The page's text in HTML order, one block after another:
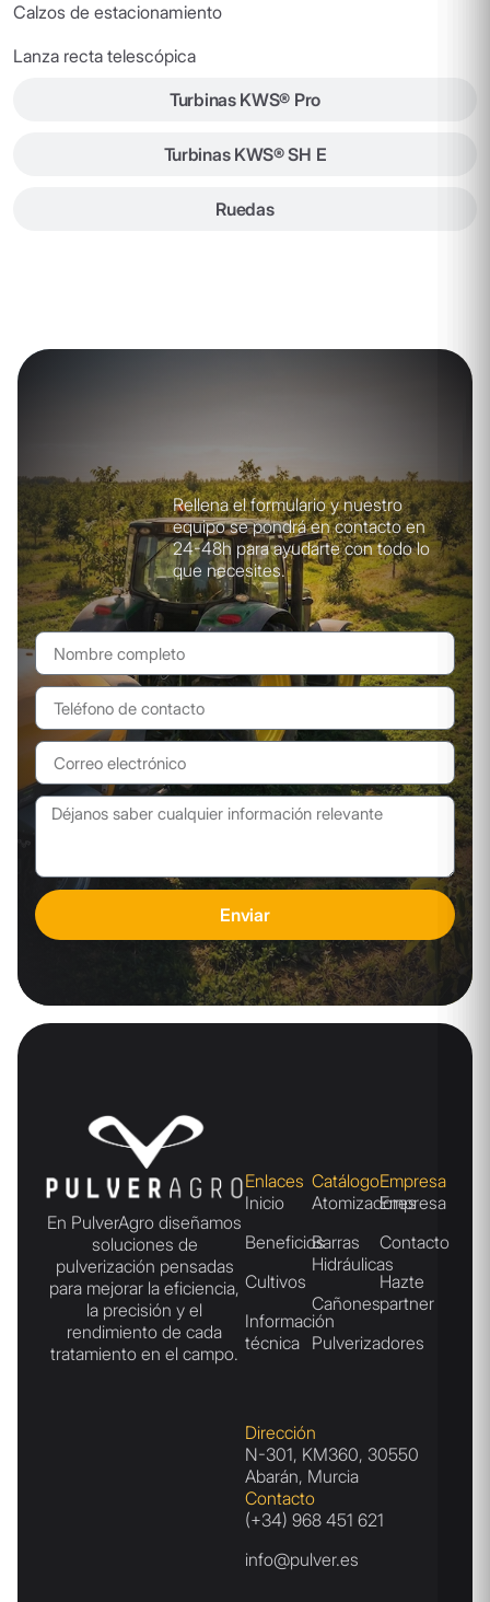
Turbinas KWS® Pro
Turbinas KWS® SH E
Ruedas
Calzos de estacionamiento
Lanza recta telescópica
Rellena el formulario y nuestro
equipo se pondrá en contacto en
24-48h para ayudarte con todo lo
que necesites.
Enviar
En PulverAgro diseñamos
soluciones de
pulverización pensadas
para mejorar la eficiencia,
la precisión y el
rendimiento de cada
tratamiento en el campo.
Enlaces
Inicio
Beneficios
Cultivos
Información
técnica
Catálogo
Atomizadores
Barras
Hidráulicas
Cañones
Pulverizadores
Empresa
Empresa
Contacto
Hazte
partner
Dirección
N-301, KM360, 30550
Abarán, Murcia
Contacto
(+34) 968 451 621
info@pulver.es